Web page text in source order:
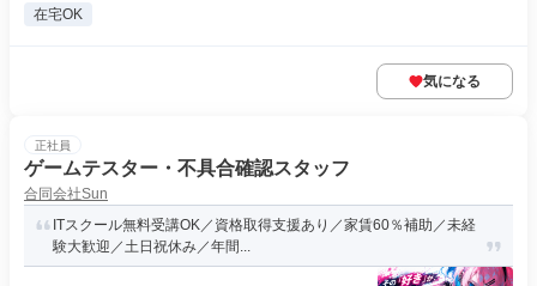
在宅OK
気になる
正社員
ゲームテスター・不具合確認スタッフ
合同会社Sun
ITスクール無料受講OK／資格取得支援あり／家賃60％補助／未経
験大歓迎／土日祝休み／年間...